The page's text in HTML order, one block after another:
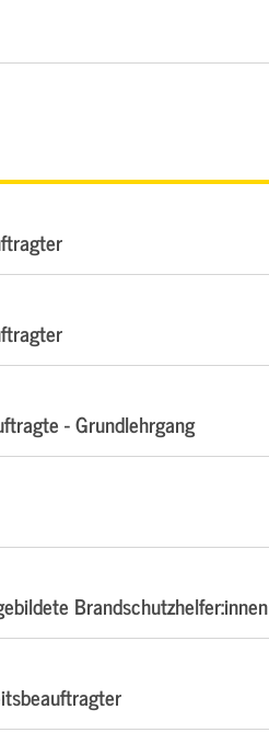
- Grundlehrgang
Brandschutzhelfer:innen